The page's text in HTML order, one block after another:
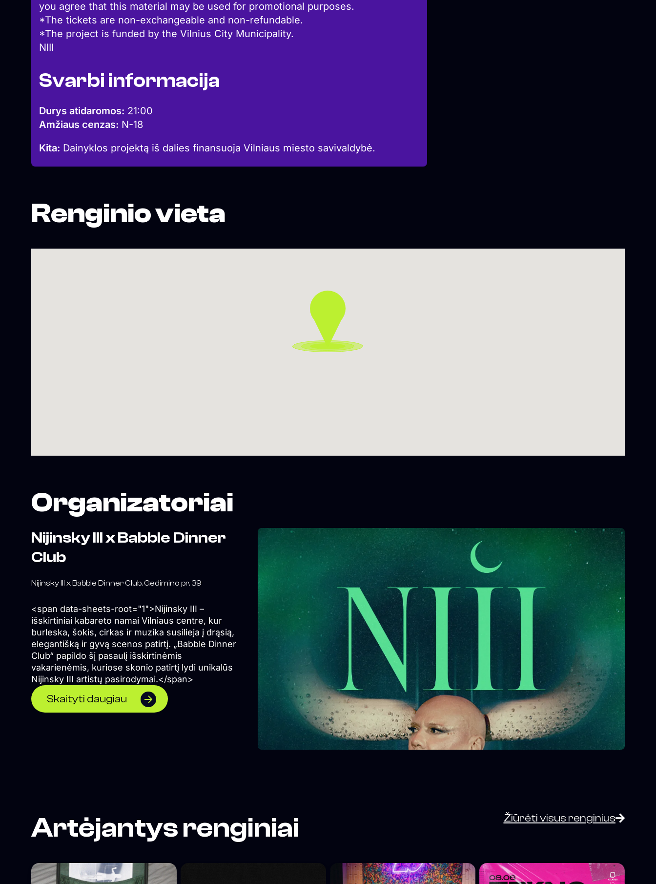
you agree that this material may be used for promotional purposes.
*The tickets are non-exchangeable and non-refundable.
*The project is funded by the Vilnius City Municipality.
NIII
Svarbi informacija
Durys atidaromos: 21:00
Amžiaus cenzas: N-18
Kita: Dainyklos projektą iš dalies finansuoja Vilniaus miesto savivaldybė.
Renginio vieta
Organizatoriai
Nijinsky III x Babble Dinner
Club
Nijinsky III x Babble Dinner Club. Gedimino pr. 39
<span data-sheets-root="1">Nijinsky III –
išskirtiniai kabareto namai Vilniaus centre, kur
burleska, šokis, cirkas ir muzika susilieja į drąsią,
elegantišką ir gyvą scenos patirtį. „Babble Dinner
Club“ papildo šį pasaulį išskirtinėmis
vakarienėmis, kuriose skonio patirtį lydi unikalūs
Nijinsky III artistų pasirodymai.</span>
Skaityti daugiau
Artėjantys renginiai Žiūrėti visus renginius